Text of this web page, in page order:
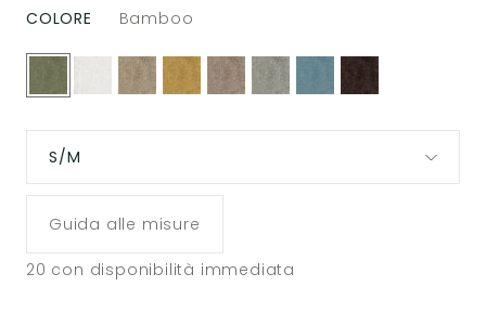
COLORE Bamboo
S/M
Guida alle misure
20 con disponibilità immediata